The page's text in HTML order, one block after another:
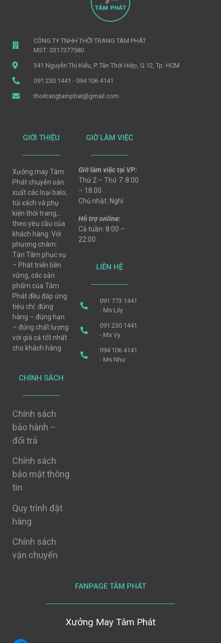
CÔNG TY TNHH THỜI TRANG TÂM PHÁT
MST: 0317377580
341 Nguyễn Thị Kiểu, P. Tân Thới Hiệp, Q.12, Tp. HCM
091 230 1441 - 094 106 4141
thoitrangtamphat@gmail.com
GIỚI THIỆU
Xưởng may Tâm
Phát chuyên sản
xuất các loại balo,
túi xách và phụ
kiện thời trang,..
theo yêu cầu của
khách hàng. Với
phương châm:
Tận Tâm phục vụ
– Phát triển bền
vững, các sản
phẩm của Tâm
Phát đều đáp ứng
tiêu chí: đúng
hàng – đúng hạn
– đúng chất lượng
với giá cả tốt nhất
cho khách hàng.
CHÍNH SÁCH
Chính sách
bảo hành –
đổi trả
Chính sách
bảo mật thông
tin
Quy trình đặt
hàng
Chính sách
vận chuyển
GIỜ LÀM VIỆC
Giờ làm việc tại VP:
Thứ 2 – Thứ 7: 8:00
– 18:00
Chủ nhật: Nghỉ
Hỗ trợ online:
Cả tuần: 8:00 –
22:00
LIÊN HỆ
091 773 1441
- Ms Lily
091 230 1441
- Ms Vy
094 106 4141
- Ms Như
FANPAGE TÂM PHÁT
Xưởng May Tâm Phát